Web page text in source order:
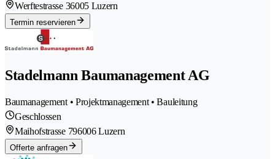
Werftestrasse 36005 Luzern
Termin reservieren
Stadelmann Baumanagement AG
Baumanagement • Projektmanagement • Bauleitung
Geschlossen
Maihofstrasse 796006 Luzern
Offerte anfragen